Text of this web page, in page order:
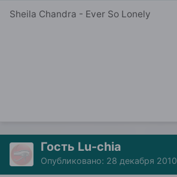
Sheila Chandra - Ever So Lonely
Гость Lu-chia
Опубликовано: 28 декабря 2010